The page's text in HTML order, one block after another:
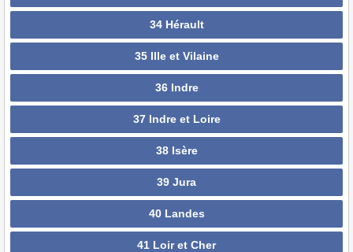
34 Hérault
35 Ille et Vilaine
36 Indre
37 Indre et Loire
38 Isère
39 Jura
40 Landes
41 Loir et Cher